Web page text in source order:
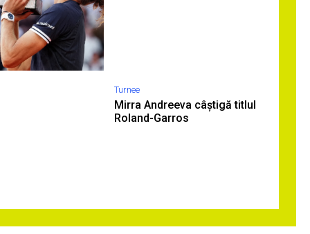
Turnee
Mirra Andreeva câștigă titlul
Roland-Garros